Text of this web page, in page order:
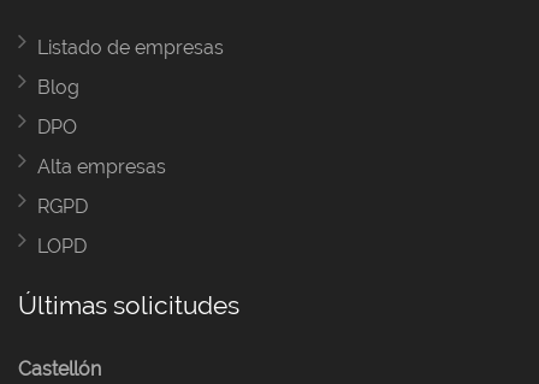
Listado de empresas
Blog
DPO
Alta empresas
RGPD
LOPD
Últimas solicitudes
Castellón